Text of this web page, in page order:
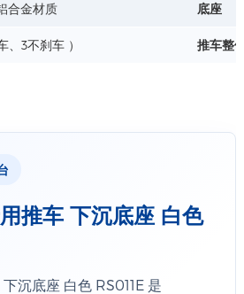
合金材质 底座
3不刹车 ） 推车整
推车 下沉底座 白色
沉底座 白色 RS011E 是